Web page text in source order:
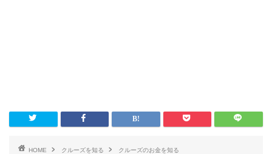
HOME クルーズを知る
クルーズのお金を知る